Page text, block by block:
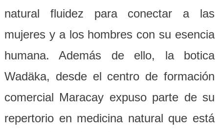
natural fluidez para conectar a las
mujeres y a los hombres con su esencia
humana. Además de ello, la botica
Wadäka, desde el centro de formación
comercial Maracay expuso parte de su
repertorio en medicina natural que está